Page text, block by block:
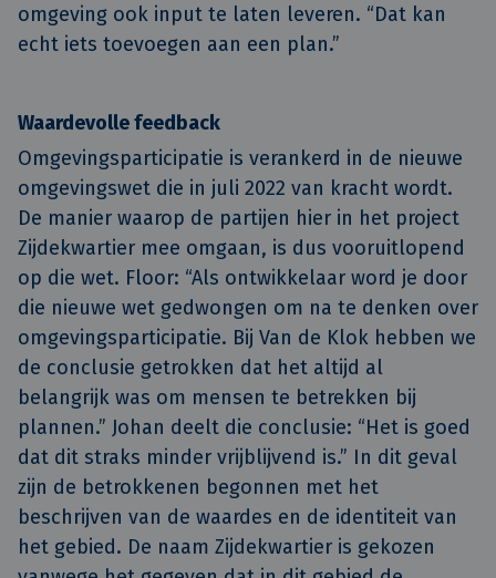
omgeving ook input te laten leveren. “Dat kan
echt iets toevoegen aan een plan.”
Waardevolle feedback
Omgevingsparticipatie is verankerd in de nieuwe
omgevingswet die in juli 2022 van kracht wordt.
De manier waarop de partijen hier in het project
Zijdekwartier mee omgaan, is dus vooruitlopend
op die wet. Floor: “Als ontwikkelaar word je door
die nieuwe wet gedwongen om na te denken over
omgevingsparticipatie. Bij Van de Klok hebben we
de conclusie getrokken dat het altijd al
belangrijk was om mensen te betrekken bij
plannen.” Johan deelt die conclusie: “Het is goed
dat dit straks minder vrijblijvend is.” In dit geval
zijn de betrokkenen begonnen met het
beschrijven van de waardes en de identiteit van
het gebied. De naam Zijdekwartier is gekozen